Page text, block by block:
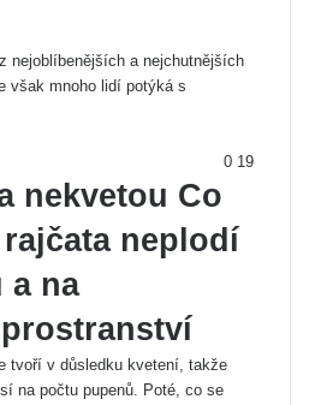
nejoblíbenějších a nejchutnějších
však mnoho lidí potýká s
0 19
nekvetou Co
neplodí
a na
tvoří v důsledku kvetení, takže
na počtu pupenů. Poté, co se